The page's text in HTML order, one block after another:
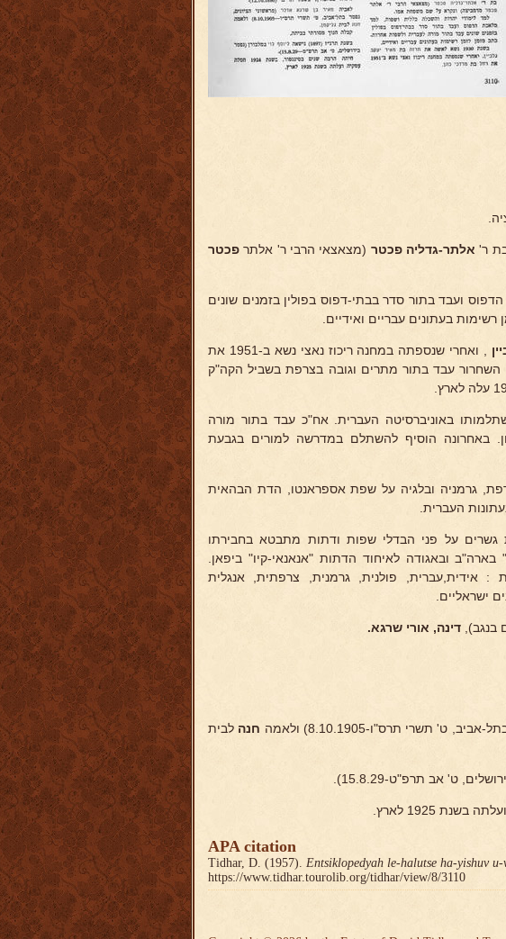
ר' אלתר-גדליה פכטר (מצאצאי הרבי ר' אלתר פכטר
ועבד בתור סדר בבתי-דפוס בפולין בזמנים שונים
בעתונים עבריים ואידיים.
, ואחרי שנספתה במחנה ריכוז נאצי נשא ב-1951 את
השחרור עבד בתור מתרים וגובה בצרפת בשביל הקה"ק
באוניברסיטה העברית. אח"כ עבד בתור מורה
באחרונה הוסיף להשתלם במדרשה למורים בגבעת
גרמניה ובלגיה על שפת אספראנטו, הדת הבהאית
העברית.
גשרים על פני הבדלי שפות ודתות מתבטא בחבירתו
ובאגודה לאיחוד הדתות "אנאנאי-קיו" ביפאן.
אידית,עברית, פולנית, גרמנית, צרפתית, אנגלית
ישראליים.
בנגב), דינה, אורי שרגא.
ט' תשרי תרס"ו-8.10.1905) ולאמה חנה לבית
ט' אב תרפ"ט-15.8.29).
APA citation
Tidhar, D. (1957). Entsiklopedyah le-halutse ha-yishuv u-
https://www.tidhar.tourolib.org/tidhar/view/8/3110